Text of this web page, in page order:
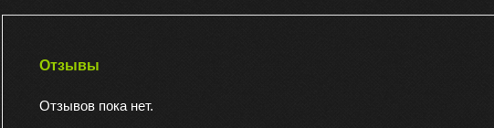
Отзывы
Отзывов пока нет.